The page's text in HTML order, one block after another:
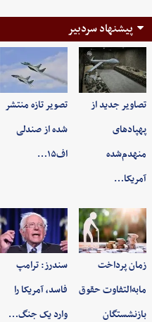
پیشنهاد سردبیر
تصاویر جدید از
پهپادهای
منهدم‌شده
آمریکا…
تصویر تازه منتشر
شده از صندلی
اف۱۵…
زمان پرداخت
مابه‌التفاوت حقوق
بازنشستگان
سندرز: ترامپ
فاسد، آمریکا را
وارد یک جنگ…